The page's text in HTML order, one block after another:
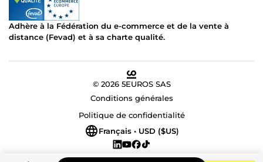
Adhère à la Fédération du e-commerce et de la vente à
distance (Fevad) et à sa charte qualité.
© 2026 5EUROS SAS
Conditions générales
Politique de confidentialité
Français • USD ($US)